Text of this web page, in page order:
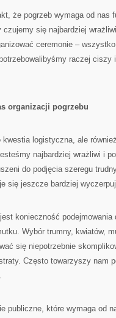
że pogrzeb wymaga od nas
czujemy się najbardziej
ceremonie –
raczej ciszy
organizacji pogrzebu
logistyczna, ale
najbardziej wrażliwi i
do podjęcia szeregu
się jeszcze bardziej
konieczność
Wybór trumny, kwiatów,
się niepotrzebnie
Często towarzyszy nam
publiczne, które wymaga od